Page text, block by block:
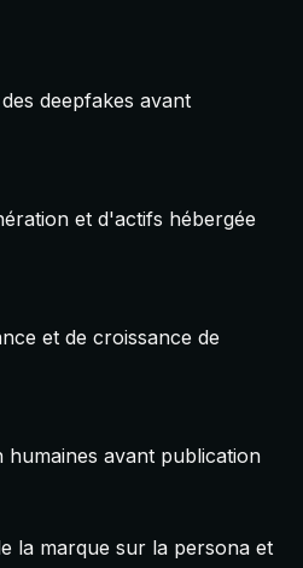
deepfakes avant
et d'actifs hébergée
et de croissance de
avant publication
la marque sur la persona et